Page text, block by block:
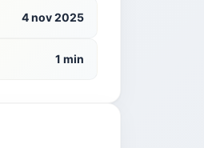
4 nov 2025
1 min